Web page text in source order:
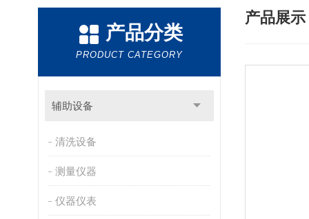
产品分类
PRODUCT CATEGORY
辅助设备
清洗设备
测量仪器
仪器仪表
产品展示